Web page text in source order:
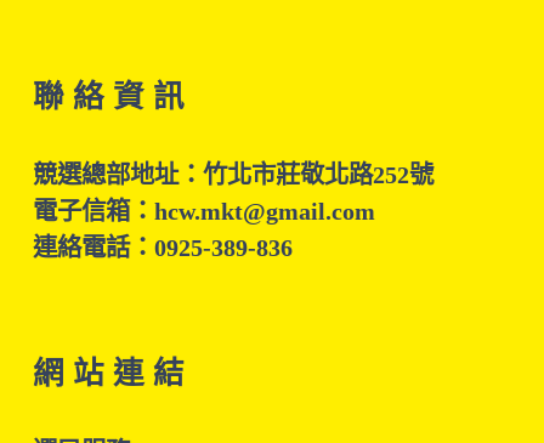
聯 絡 資 訊
競選總部地址：竹北市莊敬北路252號
電子信箱：hcw.mkt@gmail.com
連絡電話：0925-389-836
網 站 連 結